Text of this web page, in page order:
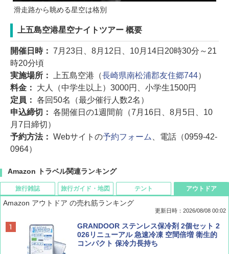
滑走路から眺める星空は格別
上五島空港星空ナイトツアー 概要
開催日時： 7月23日、8月12日、10月14日20時30分～21
時20分頃
実施場所：
上五島空港（長崎県南松浦郡友住郷744）
料金： 大人（中学生以上）3000円、小学生1500円
定員： 各回50名（最少催行人数2名）
申込締切： 各開催日の1週間前（7月16日、8月5日、10
月7日締切）
予約方法： Webサイトの予約フォーム
、電話（0959-42-
0964）
Amazon トラベル関連ランキング
旅行雑誌
BE-PAL(ビ-パル) 2026年 9 月号【特別付録:
SOTO ミニマル"旅"財布 ランダム2種】
旅行ガイド・地図
D40 地球の歩き方 チェンマイ タイ北部の魅
力的な町 2026～2027 地球の歩き方D アジア
テント
[キャンパーズコレクション 山善] ポップアッ
プテント 傘みたいに広げて畳める パッとサ
ッとサンシェード キューブ フルクローズ メ
アウトドア
Amazon アウトドア の売れ筋ランキング
更新日時：2026/08/08 00:02
GRANDOOR ステンレス保冷剤 2個セット 2
026リニューアル 急速冷凍 空間倍増 衛生的
コンパクト 保冷力長持ち